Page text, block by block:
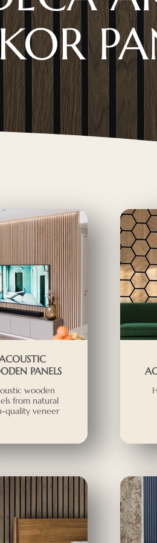
PANELS
wooden
from natural
quality veneer